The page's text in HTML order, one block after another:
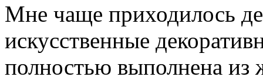
Мне чаще приходилось
искусственные
полностью выполнена из